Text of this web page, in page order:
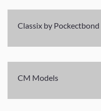
Classix by Pockectbond
CM Models